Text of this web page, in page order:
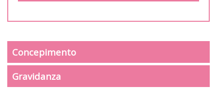
Concepimento
Gravidanza